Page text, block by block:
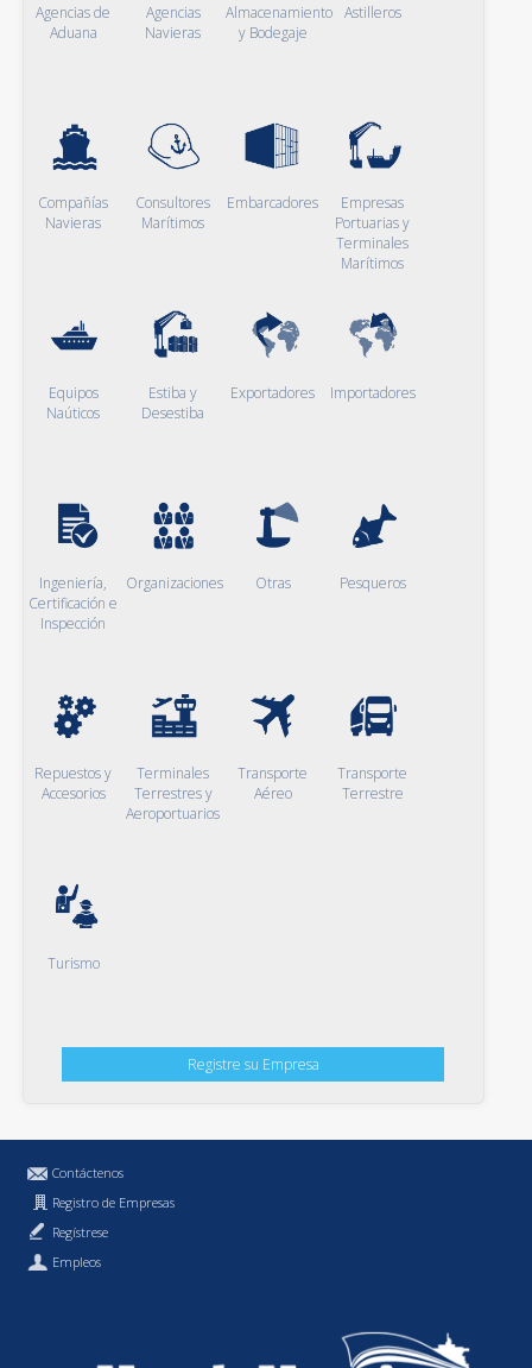
Agencias de
Aduana
Agencias
Navieras
Almacenamiento
y Bodegaje
Astilleros
Compañías
Navieras
Consultores
Marítimos
Embarcadores
Empresas
Portuarias y
Terminales
Marítimos
Equipos
Naúticos
Estiba y
Desestiba
Exportadores Importadores
Ingeniería,
Certificación e
Inspección
Organizaciones Otras Pesqueros
Repuestos y
Accesorios
Terminales
Terrestres y
Aeroportuarios
Transporte
Aéreo
Transporte
Terrestre
Turismo
Registre su Empresa
Contáctenos
Registro de Empresas
Regístrese
Empleos